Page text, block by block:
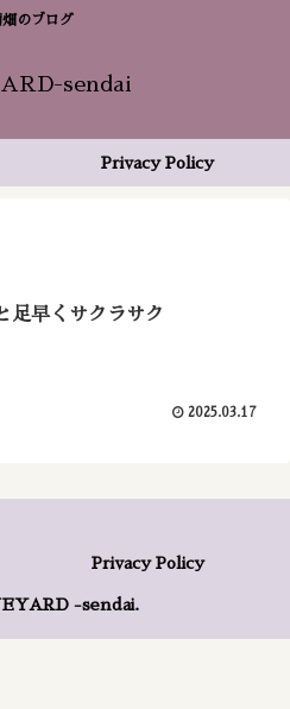
畑のブログ
sendai
Privacy Policy
足早くサクラサク
2025.03.17
Privacy Policy
-sendai.